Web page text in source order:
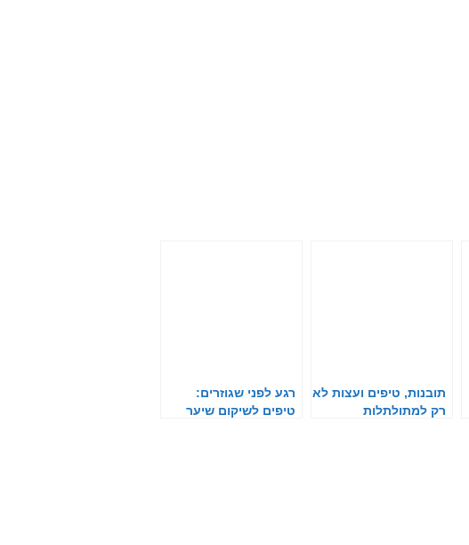
תובנות, טיפים ועצות לא
רק למתולתלות
רגע לפני שגוזרים:
טיפים לשיקום שיער